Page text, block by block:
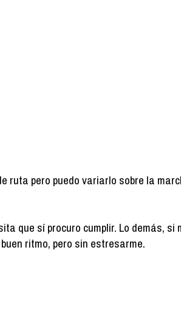
ruta pero puedo variarlo sobre la
que sí procuro cumplir. Lo demás, si
ritmo, pero sin estresarme.